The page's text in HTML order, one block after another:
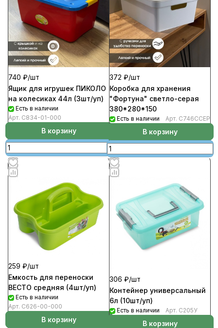
740 ₽/шт
Ящик для игрушек ПИКОЛО
на колесиках 44л (3шт/уп)
Есть в наличии
Арт. С834-01-000
В корзину
372 ₽/шт
Коробка для хранения
"Фортуна" светло-серая
380*280*150
Есть в наличии Арт. С746ССЕР
В корзину
259 ₽/шт
Емкость для переноски
ВЕСТО средняя (4шт/уп)
Есть в наличии
Арт. С626-00-000
В корзину
306 ₽/шт
Контейнер универсальный
6л (10шт/уп)
Есть в наличии Арт. С205У
В корзину